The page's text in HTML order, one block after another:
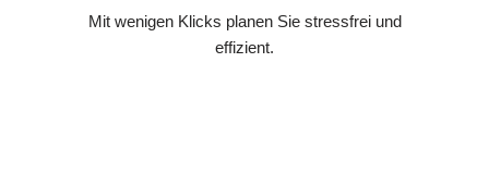
Mit wenigen Klicks planen Sie stressfrei und
effizient.